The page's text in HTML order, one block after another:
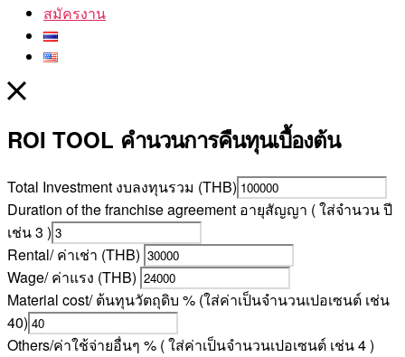
สมัครงาน
ROI TOOL คำนวนการคืนทุนเบื้องต้น
Total Investment งบลงทุนรวม (THB)
Duration of the franchise agreement อายุสัญญา ( ใส่จำนวน ปี
เช่น 3 )
Rental/ ค่าเช่า (THB)
Wage/ ค่าแรง (THB)
Material cost/ ต้นทุนวัตถุดิบ % (ใส่ค่าเป็นจำนวนเปอเซนต์ เช่น
40)
Others/ค่าใช้จ่ายอื่นๆ % ( ใส่ค่าเป็นจำนวนเปอเซนต์ เช่น 4 )